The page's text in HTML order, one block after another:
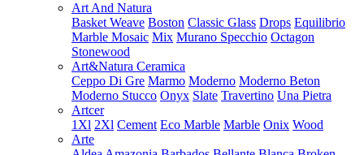
Art And Natura
Basket Weave Boston Classic Glass Drops Equilibrio
Marble Mosaic Mix Murano Specchio Octagon
Stonewood
Art&Natura Ceramica
Ceppo Di Gre Marmo Moderno Moderno Beton
Moderno Stucco Onyx Slate Travertino Una Pietra
Artcer
1Xl 2Xl Cement Eco Marble Marble Onix Wood
Arte